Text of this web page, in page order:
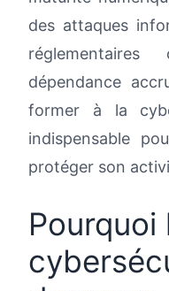
Notre programme
des attaques
dépendance
former à la
indispensable
protéger son
Pourquoi